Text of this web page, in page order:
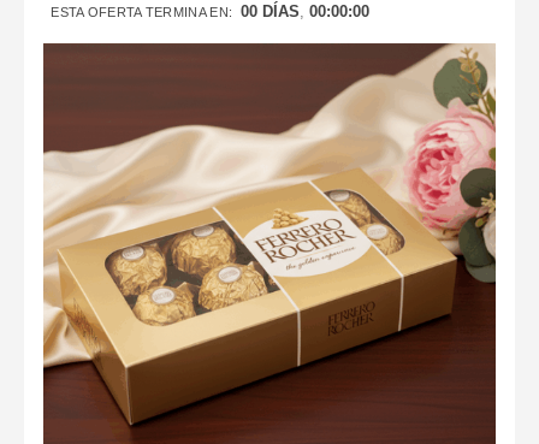
ESTA OFERTA TERMINA EN: 00 DÍAS 00:00:00